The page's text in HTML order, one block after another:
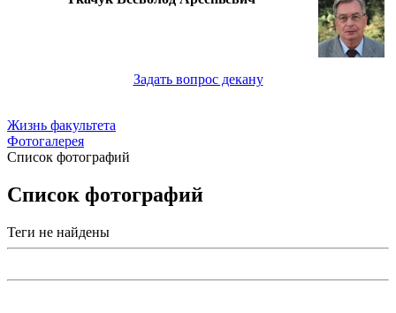
Задать вопрос декану
Жизнь факультета
Фотогалерея
Список фотографий
Список фотографий
Теги не найдены